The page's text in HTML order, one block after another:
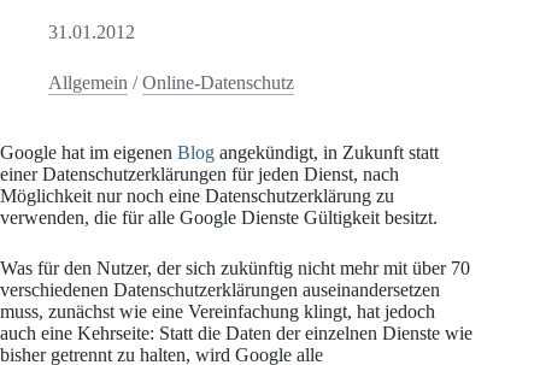
31.01.2012
Allgemein /Online-Datenschutz
Google hat im eigenen Blog angekündigt, in Zukunft statt
einer Datenschutzerklärungen für jeden Dienst, nach
Möglichkeit nur noch eine Datenschutzerklärung zu
verwenden, die für alle Google Dienste Gültigkeit besitzt.
Was für den Nutzer, der sich zukünftig nicht mehr mit über 70
verschiedenen Datenschutzerklärungen auseinandersetzen
muss, zunächst wie eine Vereinfachung klingt, hat jedoch
auch eine Kehrseite: Statt die Daten der einzelnen Dienste wie
bisher getrennt zu halten, wird Google alle